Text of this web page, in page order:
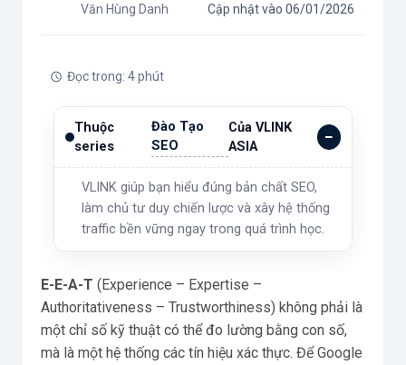
Văn Hùng Danh Cập nhật vào 06/01/2026
Đọc trong: 4 phút
Thuộc
series
Đào Tạo
SEO
Của VLINK
ASIA
VLINK giúp bạn hiểu đúng bản chất SEO,
làm chủ tư duy chiến lược và xây hệ thống
traffic bền vững ngay trong quá trình học.
E-E-A-T (Experience – Expertise –
Authoritativeness – Trustworthiness) không phải là
một chỉ số kỹ thuật có thể đo lường bằng con số,
mà là một hệ thống các tín hiệu xác thực. Để Google